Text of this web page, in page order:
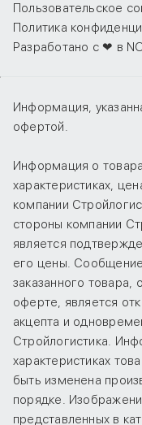
Пользовательское
Политика
Разработано с ❤ в
Информация,
офертой.
Информация о
характеристиках,
компании
стороны компании
является
его цены.
заказанного товара,
оферте, является
акцепта и
Стройлогистика.
характеристиках
быть изменена
порядке.
представленных в